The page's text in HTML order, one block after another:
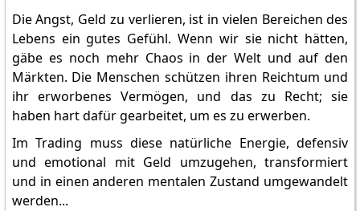
Die Angst, Geld zu verlieren, ist in vielen Bereichen des
Lebens ein gutes Gefühl. Wenn wir sie nicht hätten,
gäbe es noch mehr Chaos in der Welt und auf den
Märkten. Die Menschen schützen ihren Reichtum und
ihr erworbenes Vermögen, und das zu Recht; sie
haben hart dafür gearbeitet, um es zu erwerben.
Im Trading muss diese natürliche Energie, defensiv
und emotional mit Geld umzugehen, transformiert
und in einen anderen mentalen Zustand umgewandelt
werden...